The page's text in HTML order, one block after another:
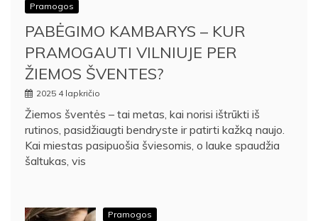
Pramogos
PABĖGIMO KAMBARYS – KUR
PRAMOGAUTI VILNIUJE PER
ŽIEMOS ŠVENTES?
2025 4 lapkričio
Žiemos šventės – tai metas, kai norisi ištrūkti iš
rutinos, pasidžiaugti bendryste ir patirti kažką naujo.
Kai miestas pasipuošia šviesomis, o lauke spaudžia
šaltukas, vis
Pramogos